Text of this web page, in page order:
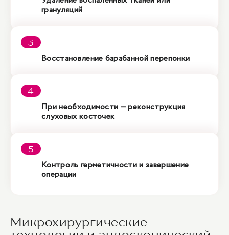
грануляций
Восстановление барабанной перепонки
При необходимости — реконструкция
слуховых косточек
Контроль герметичности и завершение
операции
Микрохирургические